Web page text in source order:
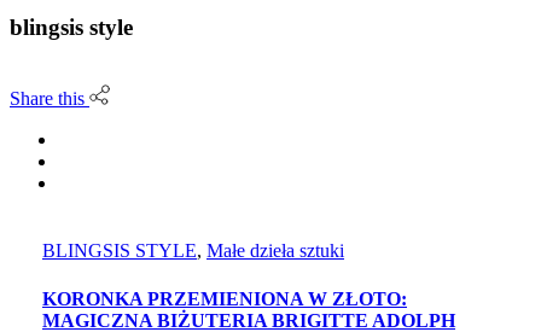
blingsis style
Share this
BLINGSIS STYLE, Małe dzieła sztuki
KORONKA PRZEMIENIONA W ZŁOTO:
MAGICZNA BIŻUTERIA BRIGITTE ADOLPH